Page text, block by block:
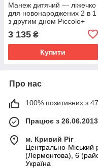
Манеж дитячий — ліжечко
для новонароджених 2 в 1
з другим дном Piccolo+
125*65 см CARRELLO
зелений
3 135 ₴
Купити
Про нас
100% позитивних з
Працює з 26.06.2013
м. Кривий Ріг
Центрально-
(Лермонтова), 6
Україна